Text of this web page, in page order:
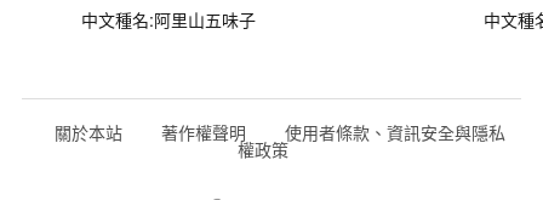
中文種名:阿里山五味子 中文種
關於本站 著作權聲明 使用者條款、資訊安全與隱私
權政策